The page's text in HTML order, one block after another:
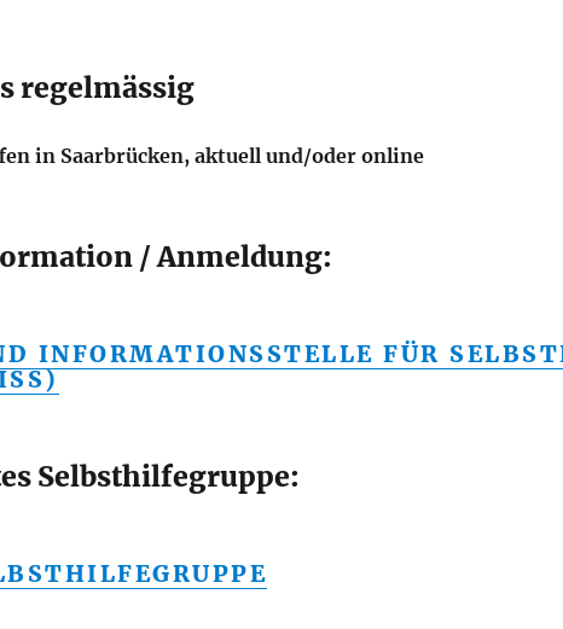
regelmässig
in Saarbrücken, aktuell und/oder online
/ Anmeldung:
INFORMATIONSSTELLE FÜR
Selbsthilfegruppe: